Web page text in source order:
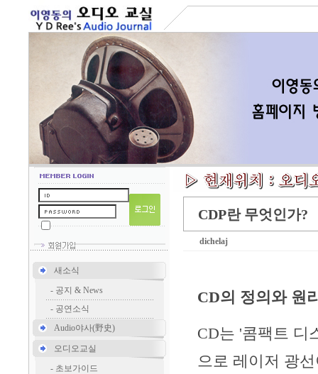
새소식
- 공지 & News
- 공연소식
Audio야사(野史)
오디오교실
- 초보가이드
CDP란 무엇인가?
dichelaj
CD의 정의와 원
CD는 '콤팩트 디
으로 레이저 광